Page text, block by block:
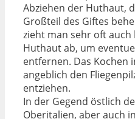
Abziehen der Huthaut,
Großteil des Giftes
zieht man sehr oft auch
Huthaut ab, um
entfernen. Das Kochen
angeblich den
entziehen.
In der Gegend östlich
Oberitalien, aber auch